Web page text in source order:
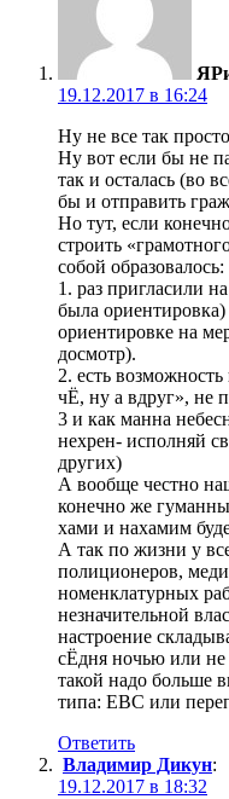
19.12.2017 в 16:24
Ну не все так
Ну вот если бы не
так и осталась (во
бы и отправить
Но тут, если
строить
собой образовалось:
1. раз пригласили
была
ориентировке на
досмотр).
2. есть
чЁ, ну а вдруг», не
3 и как манна
нехрен- исполняй
других)
А вообще честно
конечно же
хами и нахамим
А так по жизни у
полиционеров,
номенклатурных
незначительной
настроение
сЁдня ночью или
такой надо больше
типа: EBC или
Ответить
Владимир Дикун:
19.12.2017 в 18:32